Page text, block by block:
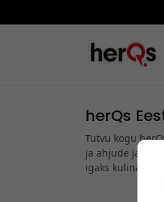
herQs
Tutvu kogu
ja ahjude jaoks.
igaks